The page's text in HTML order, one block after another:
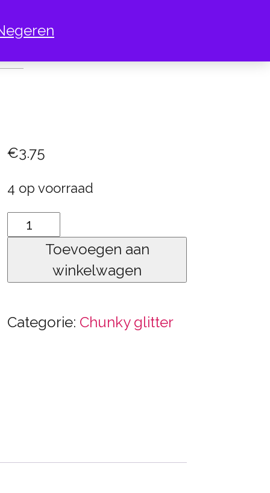
€3.75
4 op voorraad
Heart
breakerToevoegen aan
winkelwagen
Categorie: Chunky glitter